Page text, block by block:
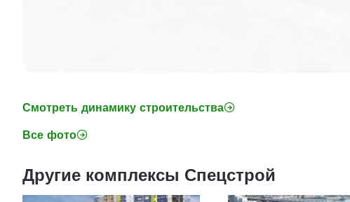
Смотреть динамику строительства
Все фото
Другие комплексы Спецстрой